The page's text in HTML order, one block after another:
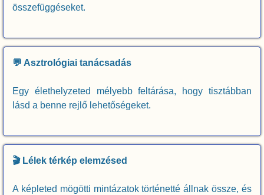
összefüggéseket.
💬 Asztrológiai tanácsadás
Egy élethelyzeted mélyebb feltárása, hogy tisztábban
lásd a benne rejlő lehetőségeket.
🎬 Lélek térkép elemzésed
A képleted mögötti mintázatok történetté állnak össze, és